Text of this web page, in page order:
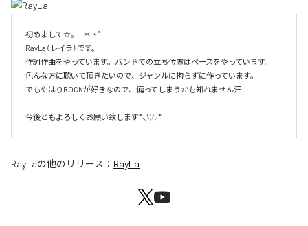
初めまして☆。.:＊・゜
RayLa（レイラ）です。
作詞作曲をやっています。バンドでの立ち位置はベースをやっています。
色んな方に聴いて頂きたいので、ジャンルに拘らずに作っています。
でもやはりROCKが好きなので、偏ってしまうかも知れません汗
今後ともよろしくお願い致します*⸜♡⸝*
RayLaの他のリリース： RayLa